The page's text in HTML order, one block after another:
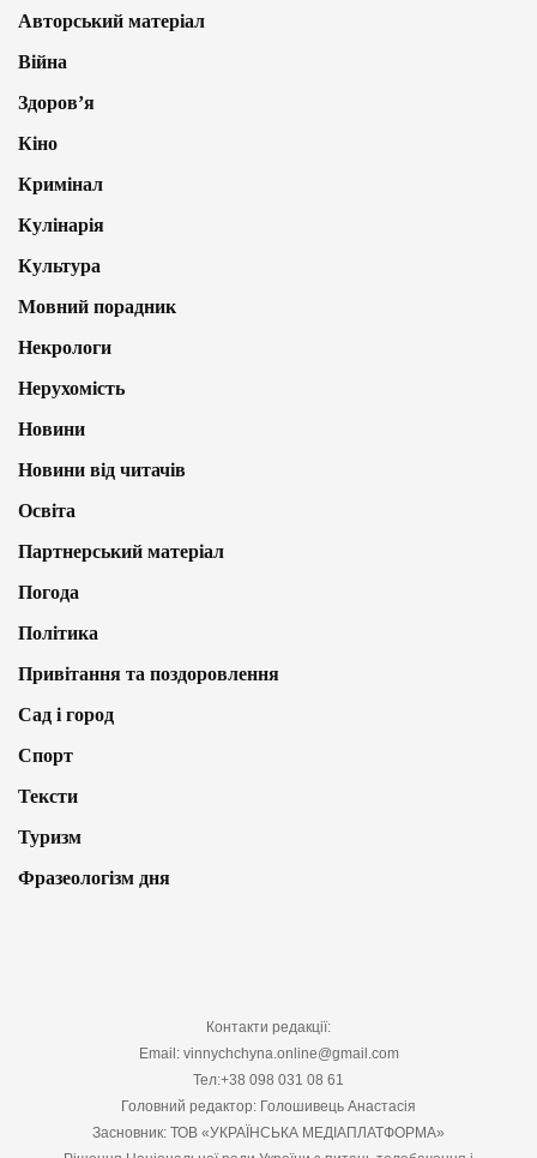
Авторський матеріал
Війна
Здоров’я
Кіно
Кримінал
Кулінарія
Культура
Мовний порадник
Некрологи
Нерухомість
Новини
Новини від читачів
Освіта
Партнерський матеріал
Погода
Політика
Привітання та поздоровлення
Сад і город
Спорт
Тексти
Туризм
Фразеологізм дня
Контакти редакції:
Email: vinnychchyna.online@gmail.com
Тел:+38 098 031 08 61
Головний редактор: Голошивець Анастасія
Засновник: ТОВ «УКРАЇНСЬКА МЕДІАПЛАТФОРМА»